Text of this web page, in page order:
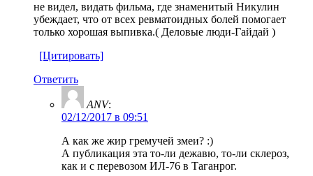
не видел, видать фильма, где знаменитый Никулин
убеждает, что от всех ревматоидных болей помогает
только хорошая выпивка.( Деловые люди-Гайдай )
[Цитировать]
Ответить
ANV:
02/12/2017 в 09:51
А как же жир гремучей змеи? :)
А публикация эта то-ли дежавю, то-ли склероз,
как и с перевозом ИЛ-76 в Таганрог.